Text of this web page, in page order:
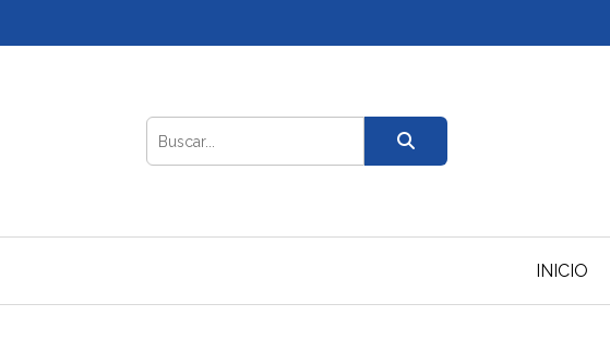
INICIO